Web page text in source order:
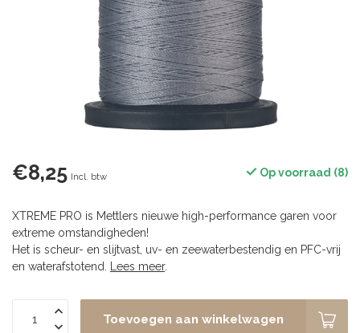
€8,25 Incl. btw Op voorraad (8)
XTREME PRO is Mettlers nieuwe high-performance garen voor
extreme omstandigheden!
Het is scheur- en slijtvast, uv- en zeewaterbestendig en PFC-vrij
en waterafstotend.
Lees meer.
Toevoegen aan winkelwagen